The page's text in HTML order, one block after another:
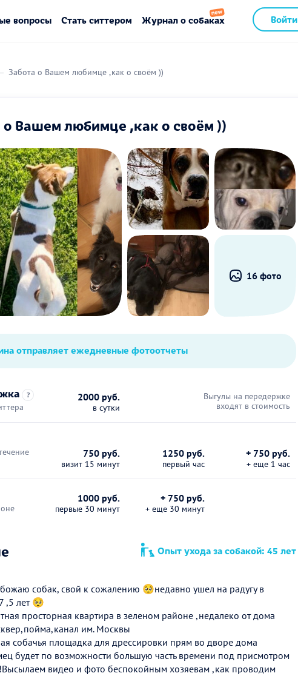
Войти
вопросы Стать ситтером Журнал о собаках
Забота о Вашем любимце ,как о своём ))
о Вашем любимце ,как о своём ))
16 фото
отправляет ежедневные фотоотчеты
? 2000 руб.
в сутки
Выгулы на передержке
входят в стоимость
750 руб.
визит 15 минут
1250 руб.
первый час
+ 750 руб.
+ еще 1 час
1000 руб.
первые 30 минут
+ 750 руб.
+ еще 30 минут
Опыт ухода за собакой: 45 лет
собак, свой к сожалению 🥺недавно ушел на радугу в
,5 лет 🥺
просторная квартира в зеленом районе ,недалеко от дома
им. Москвы
собачья площадка для дрессировки прям во дворе дома
будет по возможности большую часть времени под присмотром
видео и фото беспокойным хозяевам ,как проводим